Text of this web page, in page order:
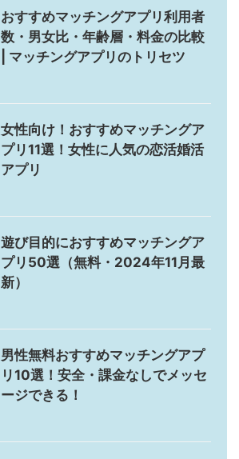
おすすめマッチングアプリ利用者
数・男女比・年齢層・料金の比較
| マッチングアプリのトリセツ
女性向け！おすすめマッチングア
プリ11選！女性に人気の恋活婚活
アプリ
遊び目的におすすめマッチングア
プリ50選（無料・2024年11月最
新）
男性無料おすすめマッチングアプ
リ10選！安全・課金なしでメッセ
ージできる！